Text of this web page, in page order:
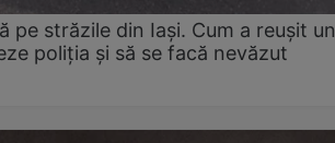
pe străzile din Iași. Cum a reușit un
poliția și să se facă nevăzut